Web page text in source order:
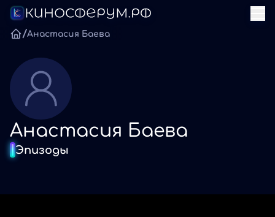
/Анастасия Баева
Анастасия Баева
Эпизоды